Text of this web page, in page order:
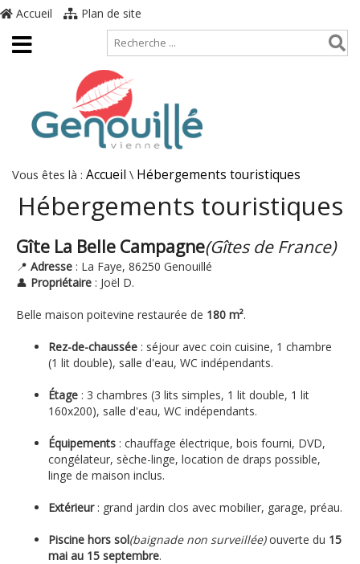
Accueil Plan de site
Vous êtes là : Accueil \ Hébergements touristiques
Hébergements touristiques
Gîte La Belle Campagne(Gîtes de France)
📍 Adresse : La Faye, 86250 Genouillé
👤 Propriétaire : Joël D.
Belle maison poitevine restaurée de 180 m².
Rez-de-chaussée : séjour avec coin cuisine, 1 chambre
(1 lit double), salle d'eau, WC indépendants.
Étage : 3 chambres (3 lits simples, 1 lit double, 1 lit
160x200), salle d'eau, WC indépendants.
Équipements : chauffage électrique, bois fourni, DVD,
congélateur, sèche-linge, location de draps possible,
linge de maison inclus.
Extérieur: grand jardin clos avec mobilier, garage, préau.
Piscine hors sol(baignade non surveillée)ouverte du 15
mai au 15 septembre.